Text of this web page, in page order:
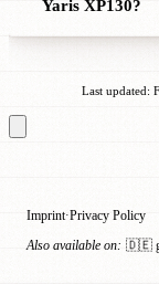
Yaris XP130?
Last updated:
Imprint·Privacy Policy
Also available on: 🇩🇪